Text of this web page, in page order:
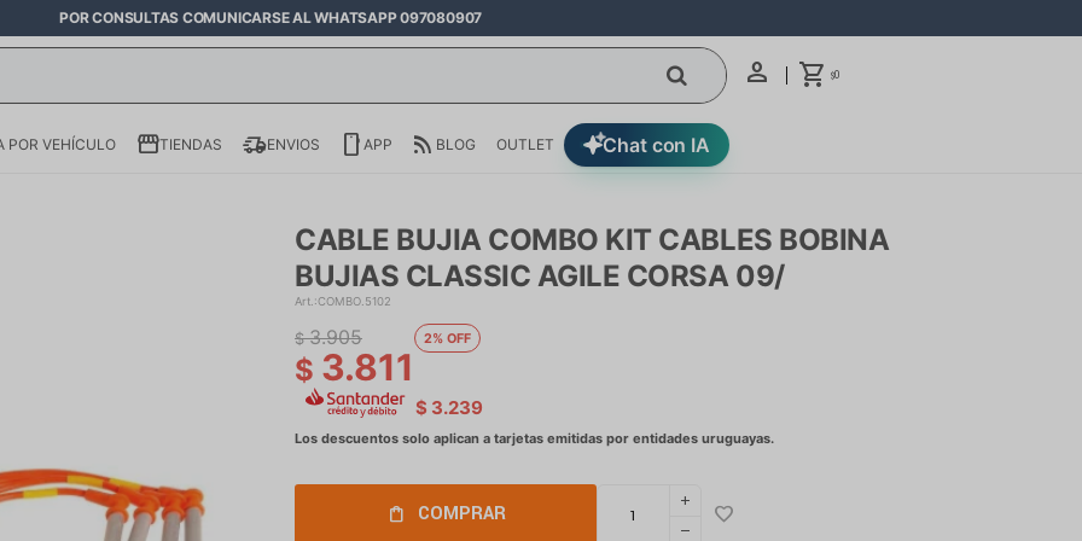
POR CONSULTAS COMUNICARSE AL WHATSAPP 097080907
$0
Chat con IA
POR VEHÍCULO TIENDAS ENVIOS APP BLOG OUTLET
CABLE BUJIA COMBO KIT CABLES BOBINA
BUJIAS CLASSIC AGILE CORSA 09/
COMBO.5102
$ 3.811
$ 3.905 2
$ 3.239
COMPRAR
add
remove